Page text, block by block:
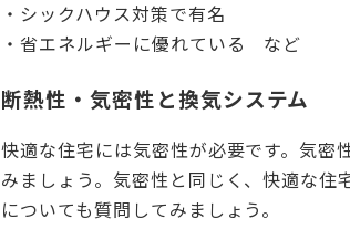
・シックハウス対策で有名
・省エネルギーに優れている など
断熱性・気密性と換気システム
快適な住宅には気密性が必要です。気密
みましょう。気密性と同じく、快適な
についても質問してみましょう。